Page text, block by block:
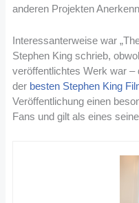
anderen Projekten
Interessanterweise war
Stephen King schrieb,
veröffentlichtes Werk war –
der besten Stephen King
Veröffentlichung einen
Fans und gilt als eines